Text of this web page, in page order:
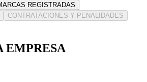
REGISTRADAS
CONTRATACIONES Y PENALIDADES
EMPRESA